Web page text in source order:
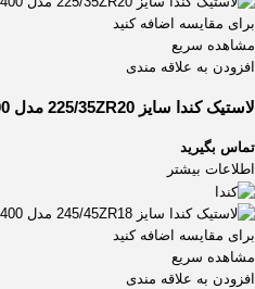
برای مقایسه اضافه کنید
مشاهده سریع
افزودن به علاقه مندی
لاستیک کندا سایز 225/35ZR20 مدل Vezda UHP A/S KR400
تماس بگیرید
اطلاعات بیشتر
برای مقایسه اضافه کنید
مشاهده سریع
افزودن به علاقه مندی